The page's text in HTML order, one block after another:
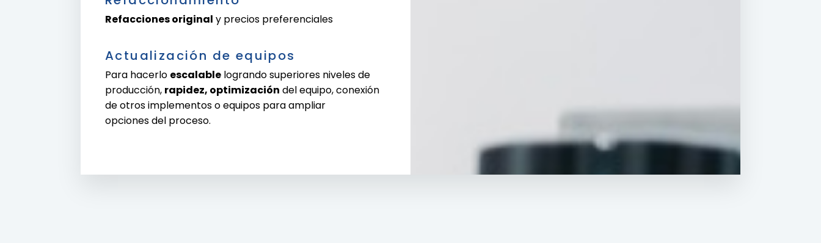
Refacciones original y precios preferenciales
Actualización de equipos
Para hacerlo escalable logrando superiores niveles de
producción, rapidez, optimización del equipo, conexión
de otros implementos o equipos para ampliar
opciones del proceso.